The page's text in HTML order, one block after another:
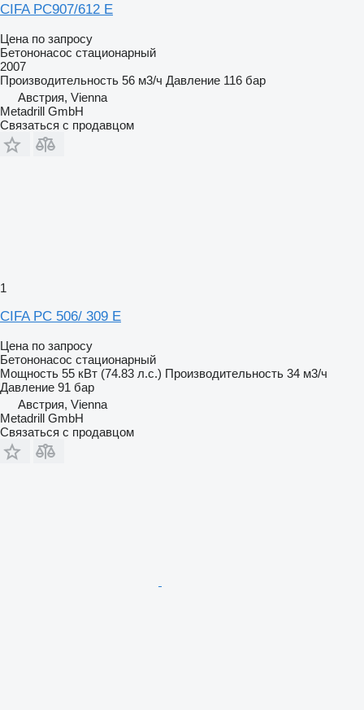
CIFA PC907/612 E
Цена по запросу
Бетононасос стационарный
2007
Производительность 56 м3/ч Давление 116 бар
Австрия, Vienna
Metadrill GmbH
Связаться с продавцом
1
CIFA PC 506/ 309 E
Цена по запросу
Бетононасос стационарный
Мощность 55 кВт (74.83 л.с.) Производительность 34 м3/ч
Давление 91 бар
Австрия, Vienna
Metadrill GmbH
Связаться с продавцом